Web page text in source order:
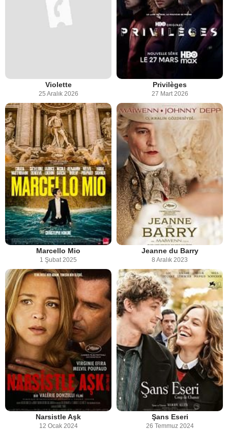
Violette
25 Aralık 2026
Privilèges
27 Mart 2026
Marcello Mio
1 Şubat 2025
Jeanne du Barry
8 Aralık 2023
Narsistle Aşk
12 Ocak 2024
Şans Eseri
26 Temmuz 2024